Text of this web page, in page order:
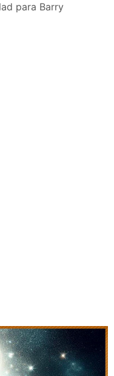
para Barry